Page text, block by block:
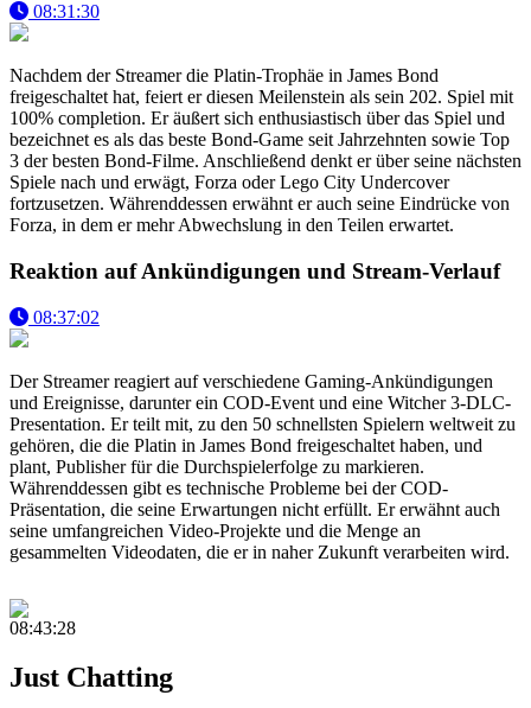
08:31:30
Nachdem der Streamer die Platin-Trophäe in James Bond
freigeschaltet hat, feiert er diesen Meilenstein als sein 202. Spiel mit
100% completion. Er äußert sich enthusiastisch über das Spiel und
bezeichnet es als das beste Bond-Game seit Jahrzehnten sowie Top
3 der besten Bond-Filme. Anschließend denkt er über seine nächsten
Spiele nach und erwägt, Forza oder Lego City Undercover
fortzusetzen. Währenddessen erwähnt er auch seine Eindrücke von
Forza, in dem er mehr Abwechslung in den Teilen erwartet.
Reaktion auf Ankündigungen und Stream-Verlauf
08:37:02
Der Streamer reagiert auf verschiedene Gaming-Ankündigungen
und Ereignisse, darunter ein COD-Event und eine Witcher 3-DLC-
Presentation. Er teilt mit, zu den 50 schnellsten Spielern weltweit zu
gehören, die die Platin in James Bond freigeschaltet haben, und
plant, Publisher für die Durchspielerfolge zu markieren.
Währenddessen gibt es technische Probleme bei der COD-
Präsentation, die seine Erwartungen nicht erfüllt. Er erwähnt auch
seine umfangreichen Video-Projekte und die Menge an
gesammelten Videodaten, die er in naher Zukunft verarbeiten wird.
08:43:28
Just Chatting